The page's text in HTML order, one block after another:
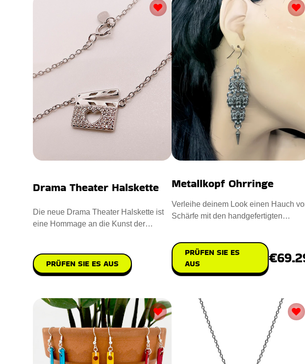
Drama Theater Halskette
Die neue Drama Theater Halskette ist
eine Hommage an die Kunst der
PRÜFEN SIE ES AUS
Metallkopf Ohrringe
Verleihe deinem Look einen Hauch
Schärfe mit den handgefertigten
PRÜFEN SIE ES
AUS